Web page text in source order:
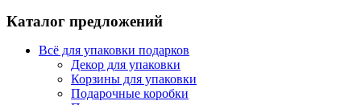
Каталог предложений
Всё для упаковки подарков
Декор для упаковки
Корзины для упаковки
Подарочные коробки